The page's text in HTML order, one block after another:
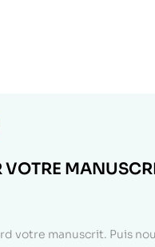
votre manuscrit. Puis